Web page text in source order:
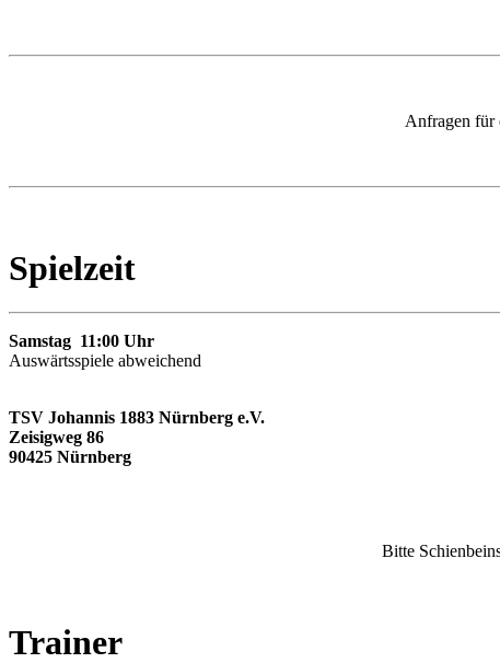
Anfragen für
Spielzeit
Samstag 11:00 Uhr
Auswärtsspiele abweichend
TSV Johannis 1883 Nürnberg e.V.
Zeisigweg 86
90425 Nürnberg
Bitte
Trainer